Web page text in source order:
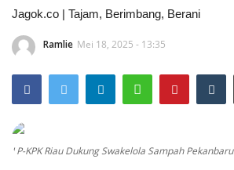
TNI/POLRI
Teknologi
Jagok.co | Tajam, Berimbang, Berani
Ramlie Mei 18, 2025 - 13:35
LP-KPK Riau Dukung Swakelola Sampah Pekanbaru